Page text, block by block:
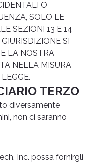
O
SOLO LE
SEZIONI 13 E 14
SI
LA NOSTRA
NELLA MISURA
TERZO
diversamente
non ci saranno
Inc. possa fornirgli